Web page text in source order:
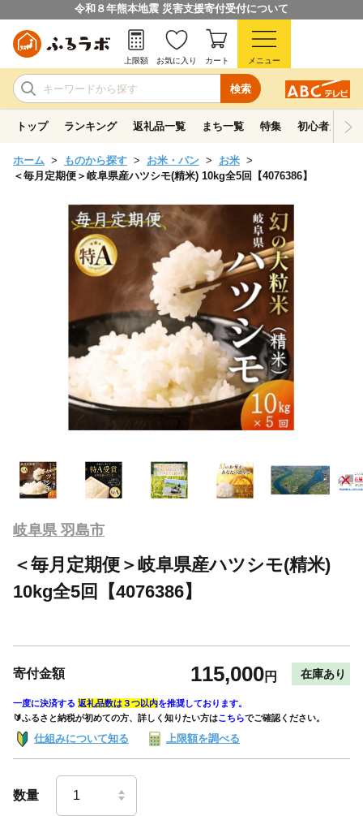
令和８年熊本地震 災害支援寄付受付について
検索
上限額 お気に入り カート メニュー
トップ ランキング 返礼品一覧 まち一覧 特集 初心者ガイド
ホーム ものから探す お米・パン
お米
＜毎月定期便＞岐阜県産ハツシモ(精米) 10kg全5回【4076386】
岐阜県 羽島市
＜毎月定期便＞岐阜県産ハツシモ(精米)
10kg全5回【4076386】
寄付金額 115,000円 在庫あり
一度に決済する 返礼品数は３つ以内を推奨しております。
🔰ふるさと納税が初めての方、詳しく知りたい方はこちらでご確認ください。
仕組みについて知る 上限額を調べる
数量